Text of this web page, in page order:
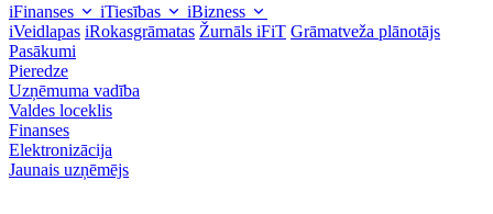
iFinanses iTiesības
iBizness
iVeidlapas iRokasgrāmatas Žurnāls iFiT Grāmatveža plānotājs
Pasākumi
Pieredze
Uzņēmuma vadība
Valdes loceklis
Finanses
Elektronizācija
Jaunais uzņēmējs